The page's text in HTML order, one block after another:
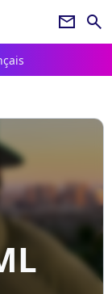
newsletter search